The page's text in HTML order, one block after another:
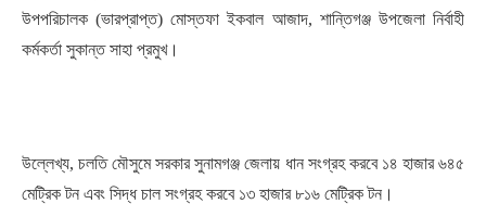
উপপরিচালক (ভারপ্রাপ্ত) মোস্তফা ইকবাল আজাদ, শান্তিগঞ্জ উপজেলা নির্বাহী
কর্মকর্তা সুকান্ত সাহা প্রমুখ।
উল্লেখ্য, চলতি মৌসুমে সরকার সুনামগঞ্জ জেলায় ধান সংগ্রহ করবে ১৪ হাজার ৬৪৫
মেট্রিক টন এবং সিদ্ধ চাল সংগ্রহ করবে ১৩ হাজার ৮১৬ মেট্রিক টন।